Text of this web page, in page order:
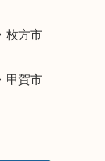
のご依頼も大歓
い。